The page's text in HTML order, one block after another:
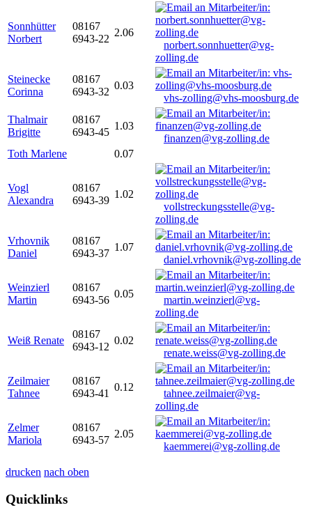
Sonnhütter
Norbert
08167
6943-22
2.06
norbert.sonnhuetter@vg-
zolling.de
Steinecke
Corinna
08167
6943-32
0.03
vhs-zolling@vhs-moosburg.de
Thalmair
Brigitte
08167
6943-45
1.03
finanzen@vg-zolling.de
Toth Marlene
0.07
Vogl
Alexandra
08167
6943-39
1.02
vollstreckungsstelle@vg-
zolling.de
Vrhovnik
Daniel
08167
6943-37
1.07
daniel.vrhovnik@vg-zolling.de
Weinzierl
Martin
08167
6943-56
0.05
martin.weinzierl@vg-
zolling.de
Weiß Renate
08167
6943-12
0.02
renate.weiss@vg-zolling.de
Zeilmaier
Tahnee
08167
6943-41
0.12
tahnee.zeilmaier@vg-
zolling.de
Zelmer
Mariola
08167
6943-57
2.05
kaemmerei@vg-zolling.de
drucken nach oben
Quicklinks